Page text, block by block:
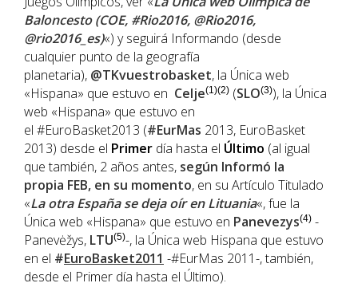
Baloncesto (COE, #Rio2016, @Rio2016,
@rio2016_es)«) y seguirá Informando (desde
cualquier punto de la geografía
planetaria), @TKvuestrobasket, la Única web
«Hispana» que estuvo en Celje(1)(2) (SLO(3)), la Única
web «Hispana» que estuvo en
el #EuroBasket2013 (#EurMas 2013, EuroBasket
2013) desde el Primer día hasta el Último (al igual
que también, 2 años antes, según Informó la
propia FEB, en su momento, en su Artículo Titulado
«La otra España se deja oír en Lituania«, fue la
Única web «Hispana» que estuvo en Panevezys(4) -
Panevėžys, LTU(5)-, la Única web Hispana que estuvo
en el #EuroBasket2011 -#EurMas 2011-, también,
desde el Primer día hasta el Último).